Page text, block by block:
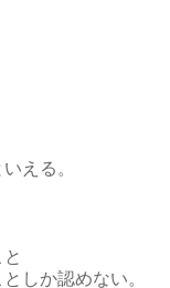
える。
しか認めない。